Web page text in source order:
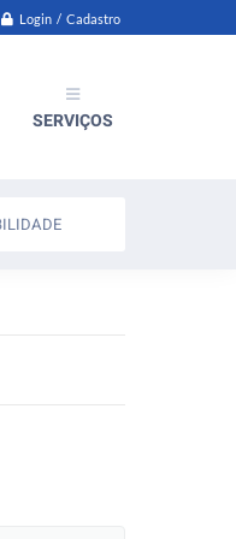
Login / Cadastro
SERVIÇOS